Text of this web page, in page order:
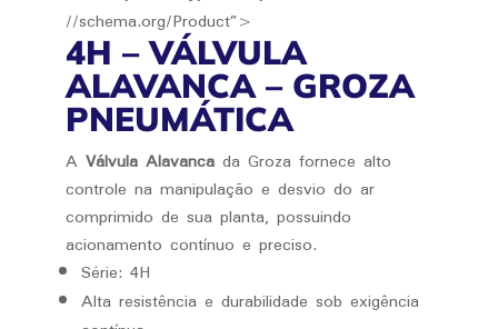
//schema.org/Product”>
4H – VÁLVULA
ALAVANCA – GROZA
PNEUMÁTICA
A Válvula Alavancada Groza fornece alto
controle na manipulação e desvio do ar
comprimido de sua planta, possuindo
acionamento contínuo e preciso.
Série: 4H
Alta resistência e durabilidade sob exigência